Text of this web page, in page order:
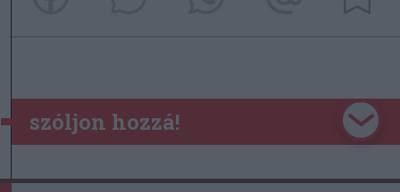
szóljon hozzá!